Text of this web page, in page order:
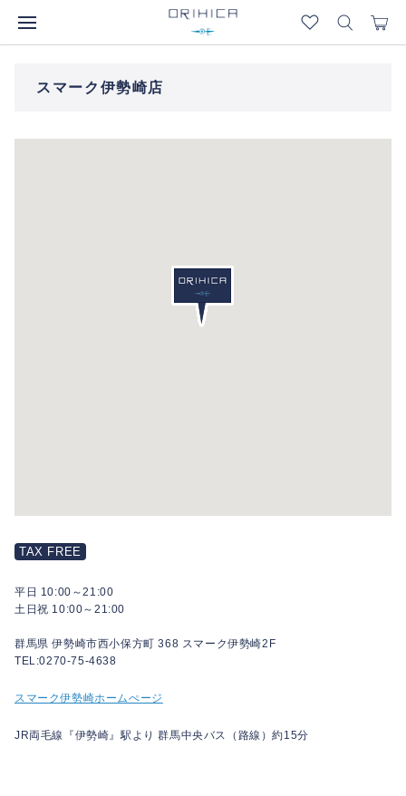
スマーク伊勢崎店
TAX FREE
平日 10:00～21:00
土日祝 10:00～21:00
群馬県 伊勢崎市西小保方町 368 スマーク伊勢崎2F
TEL:0270-75-4638
スマーク伊勢崎ホームぺージ
JR両毛線『伊勢崎』駅より 群馬中央バス（路線）約15分